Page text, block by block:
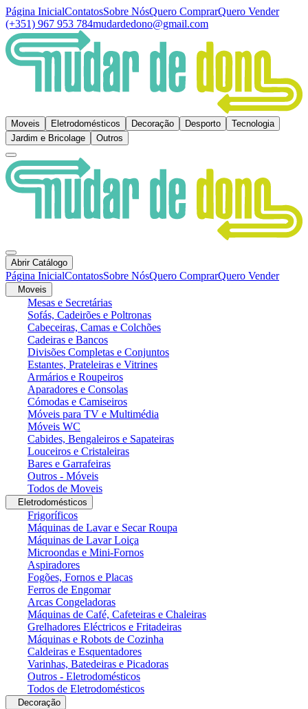
Página InicialContatosSobre NósQuero ComprarQuero Vender
(+351) 967 953 784mudardedono@gmail.com
Moveis Eletrodomésticos Decoração Desporto
Tecnologia
Jardim e Bricolage
Outros
Abrir Catálogo
Página InicialContatosSobre NósQuero ComprarQuero Vender
Moveis
Mesas e Secretárias
Sofás, Cadeirões e Poltronas
Cabeceiras, Camas e Colchões
Cadeiras e Bancos
Divisões Completas e Conjuntos
Estantes, Prateleiras e Vitrines
Armários e Roupeiros
Aparadores e Consolas
Cómodas e Camiseiros
Móveis para TV e Multimédia
Móveis WC
Cabides, Bengaleiros e Sapateiras
Louceiros e Cristaleiras
Bares e Garrafeiras
Outros - Móveis
Todos de Moveis
Eletrodomésticos
Frigoríficos
Máquinas de Lavar e Secar Roupa
Máquinas de Lavar Loiça
Microondas e Mini-Fornos
Aspiradores
Fogões, Fornos e Placas
Ferros de Engomar
Arcas Congeladoras
Máquinas de Café, Cafeteiras e Chaleiras
Grelhadores Eléctricos e Fritadeiras
Máquinas e Robots de Cozinha
Caldeiras e Esquentadores
Varinhas, Batedeiras e Picadoras
Outros - Eletrodomésticos
Todos de Eletrodomésticos
Decoração